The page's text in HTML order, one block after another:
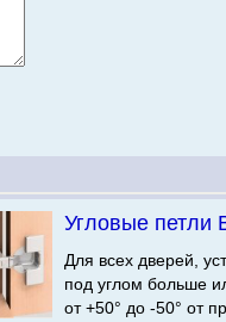
Угловые петли
Для всех дверей,
под углом больше
от +50° до -50° от